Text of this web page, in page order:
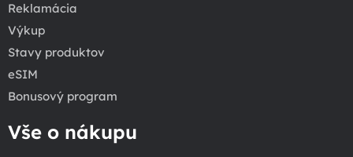
Reklamácia
Výkup
Stavy produktov
eSIM
Bonusový program
Vše o nákupu